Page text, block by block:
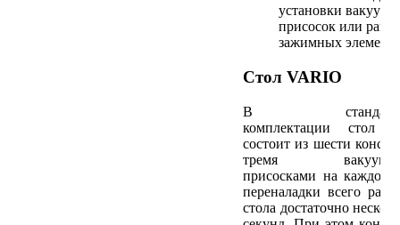
установки
присосок или
зажимных
Стол VARIO
В
комплектации стол
состоит из шести
тремя
присосками на каждой.
переналадки всего
стола достаточно